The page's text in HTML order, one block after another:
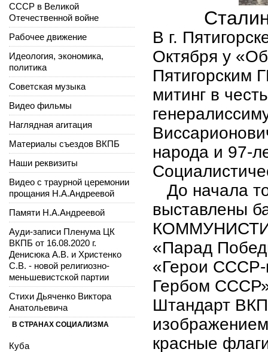
В г.
Октября у
Пятигорским
митинг в
народа и 97-
До начала
выставлены
«Парад
«Герои СССР-
Гербом
Штандарт
красные
СССР в Великой
Отечественной войне
Рабочее движение
Идеология, экономика,
политика
Советская музыка
Видео фильмы
Наглядная агитация
Материалы съездов ВКПБ
Наши реквизиты
Видео с траурной церемонии
прощания Н.А.Андреевой
Памяти Н.А.Андреевой
Ауди-записи Пленума ЦК
ВКПБ от 16.08.2020 г.
Денисюка А.В. и Христенко
С.В. - новой религиозно-
меньшевистской партии
Стихи Дьяченко Виктора
Анатольевича
В СТРАНАХ СОЦИАЛИЗМА
Куба